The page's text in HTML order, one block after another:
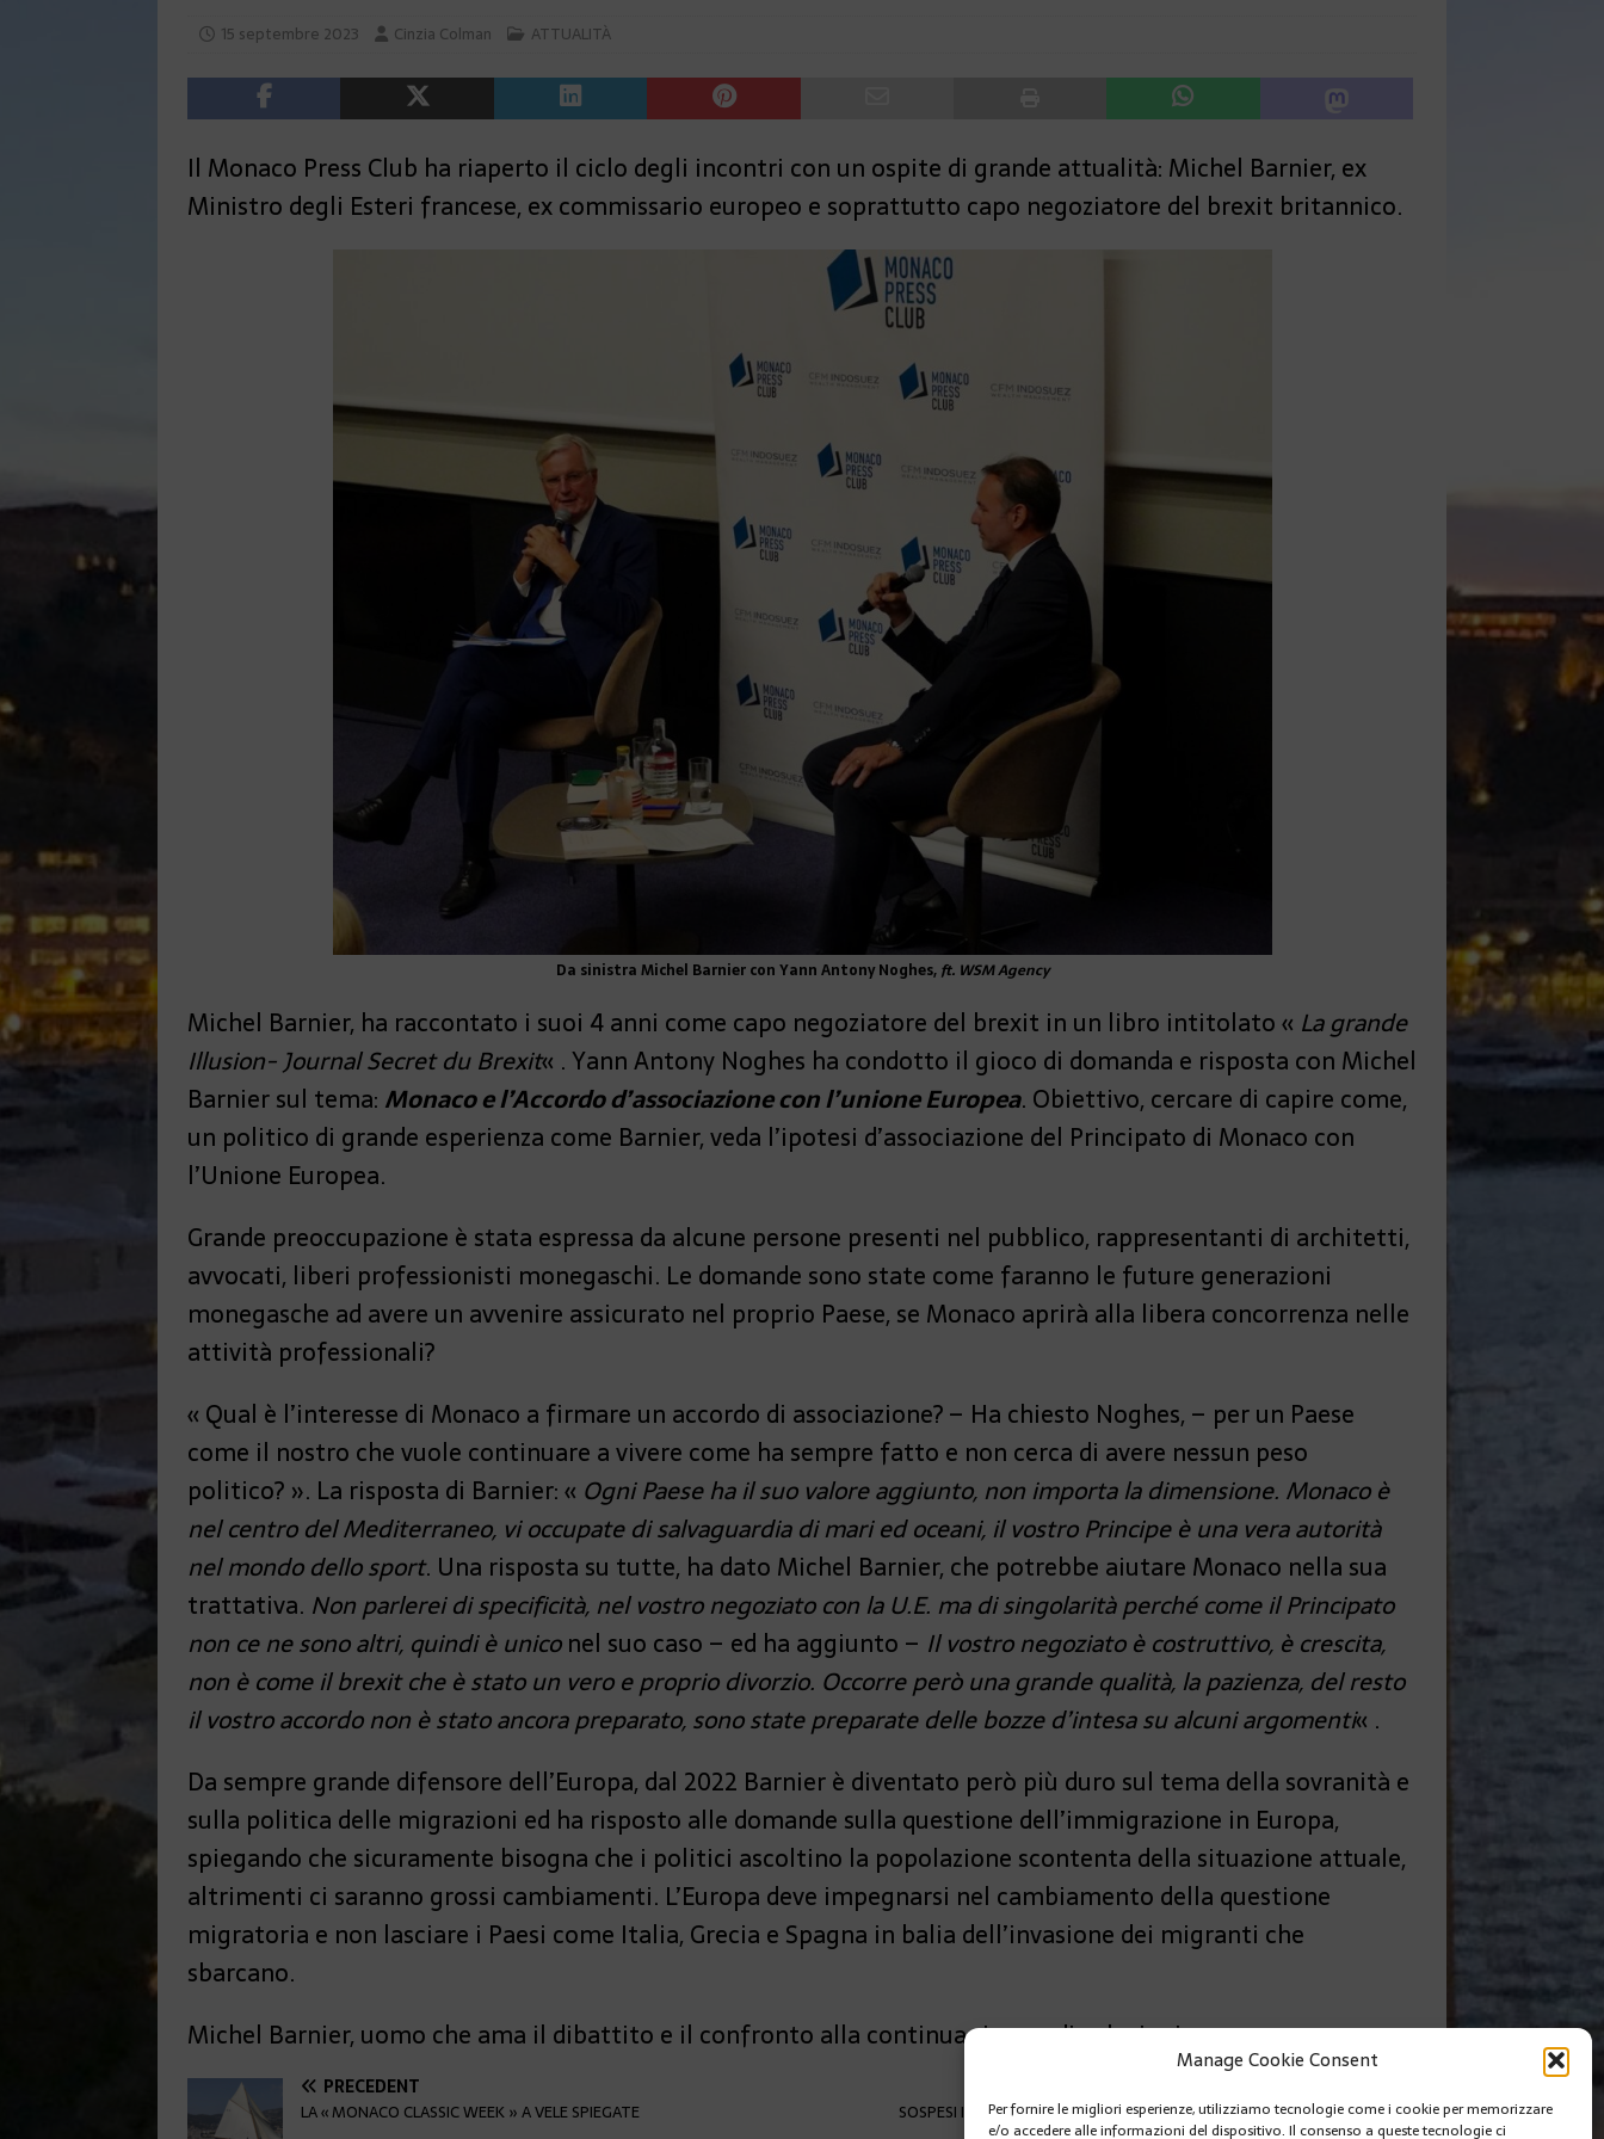
Manage Cookie Consent
Per fornire le migliori esperienze, utilizziamo tecnologie come i cookie per memorizzare
e/o accedere alle informazioni del dispositivo. Il consenso a queste tecnologie ci
15 septembre 2023 Cinzia Colman ATTUALITÀ
Il Monaco Press Club ha riaperto il ciclo degli incontri con un ospite di grande attualità: Michel Barnier, ex
Ministro degli Esteri francese, ex commissario europeo e soprattutto capo negoziatore del brexit britannico.
Da sinistra Michel Barnier con Yann Antony Noghes, ft. WSM Agency
Michel Barnier, ha raccontato i suoi 4 anni come capo negoziatore del brexit in un libro intitolato « La grande
Illusion- Journal Secret du Brexit« . Yann Antony Noghes ha condotto il gioco di domanda e risposta con Michel
Barnier sul tema: Monaco e l’Accordo d’associazione con l’unione Europea. Obiettivo, cercare di capire come,
un politico di grande esperienza come Barnier, veda l’ipotesi d’associazione del Principato di Monaco con
l’Unione Europea.
Grande preoccupazione è stata espressa da alcune persone presenti nel pubblico, rappresentanti di architetti,
avvocati, liberi professionisti monegaschi. Le domande sono state come faranno le future generazioni
monegasche ad avere un avvenire assicurato nel proprio Paese, se Monaco aprirà alla libera concorrenza nelle
attività professionali?
« Qual è l’interesse di Monaco a firmare un accordo di associazione? – Ha chiesto Noghes, – per un Paese
come il nostro che vuole continuare a vivere come ha sempre fatto e non cerca di avere nessun peso
politico? ». La risposta di Barnier: « Ogni Paese ha il suo valore aggiunto, non importa la dimensione. Monaco è
nel centro del Mediterraneo, vi occupate di salvaguardia di mari ed oceani, il vostro Principe è una vera autorità
nel mondo dello sport. Una risposta su tutte, ha dato Michel Barnier, che potrebbe aiutare Monaco nella sua
trattativa. Non parlerei di specificità, nel vostro negoziato con la U.E. ma di singolarità perché come il Principato
non ce ne sono altri, quindi è uniconel suo caso – ed ha aggiunto – Il vostro negoziato è costruttivo, è crescita,
non è come il brexit che è stato un vero e proprio divorzio. Occorre però una grande qualità, la pazienza, del resto
il vostro accordo non è stato ancora preparato, sono state preparate delle bozze d’intesa su alcuni argomenti« .
Da sempre grande difensore dell’Europa, dal 2022 Barnier è diventato però più duro sul tema della sovranità e
sulla politica delle migrazioni ed ha risposto alle domande sulla questione dell’immigrazione in Europa,
spiegando che sicuramente bisogna che i politici ascoltino la popolazione scontenta della situazione attuale,
altrimenti ci saranno grossi cambiamenti. L’Europa deve impegnarsi nel cambiamento della questione
migratoria e non lasciare i Paesi come Italia, Grecia e Spagna in balia dell’invasione dei migranti che
sbarcano.
Michel Barnier, uomo che ama il dibattito e il confronto alla continua ricerca di soluzioni.
PRÉCÉDENT
LA « MONACO CLASSIC WEEK » A VELE SPIEGATE SOSPESI I NEGOZIATI TRA MONACO E L’UNIONE EUROPEA